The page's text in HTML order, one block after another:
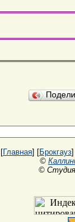
[Главная] [Брокгауз]
©
©